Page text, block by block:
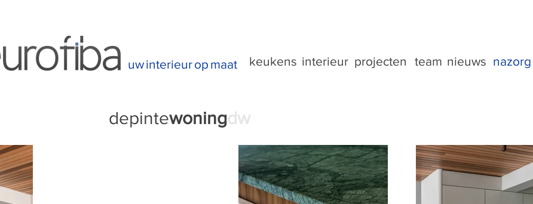
uwinterieurop maat keukens interieur projecten team nieuws nazorg
depintewoningdw